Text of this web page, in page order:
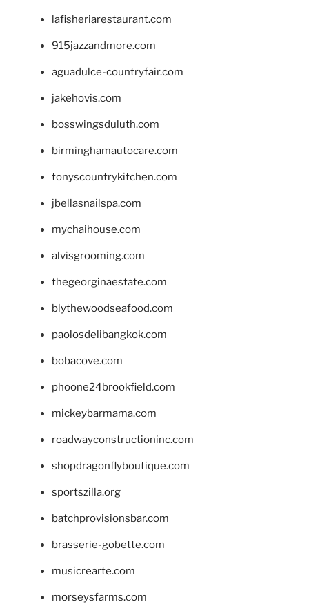
lafisheriarestaurant.com
915jazzandmore.com
aguadulce-countryfair.com
jakehovis.com
bosswingsduluth.com
birminghamautocare.com
tonyscountrykitchen.com
jbellasnailspa.com
mychaihouse.com
alvisgrooming.com
thegeorginaestate.com
blythewoodseafood.com
paolosdelibangkok.com
bobacove.com
phoone24brookfield.com
mickeybarmama.com
roadwayconstructioninc.com
shopdragonflyboutique.com
sportszilla.org
batchprovisionsbar.com
brasserie-gobette.com
musicrearte.com
morseysfarms.com